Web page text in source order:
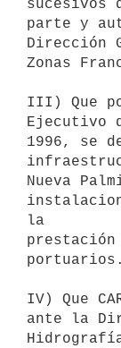
sucesivos
parte y
Dirección
Zonas
III) Que
Ejecutivo
1996, se
Nueva
la
portuarios.
IV) Que
ante la